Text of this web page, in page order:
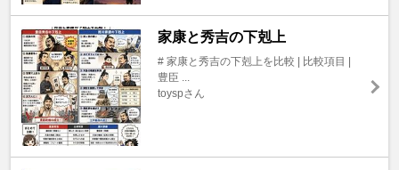
家康と秀吉の下剋上
# 家康と秀吉の下剋上を比較 | 比較項目 |
豊臣 ...
toyspさん